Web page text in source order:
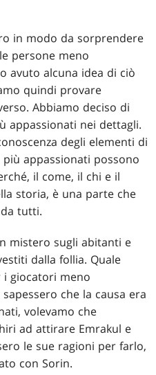
in modo da sorprendere
persone meno
avuto alcuna idea di ciò
quindi provare
Abbiamo deciso di
appassionati nei dettagli.
degli elementi di
appassionati possono
il come, il chi e il
storia, è una parte che
tutti.
mistero sugli abitanti e
dalla follia. Quale
i giocatori meno
che la causa era
volevamo che
ad attirare Emrakul e
le sue ragioni per farlo,
con Sorin.